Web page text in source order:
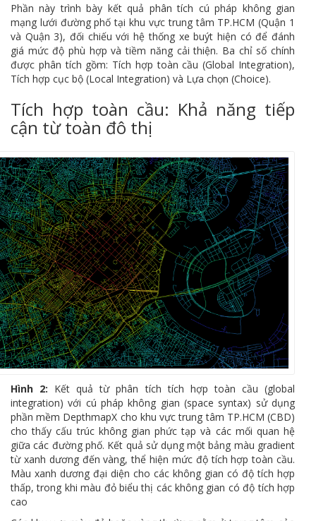
Phần này trình bày kết quả phân tích cú pháp không gian
mạng lưới đường phố tại khu vực trung tâm TP.HCM (Quận 1
và Quận 3), đối chiếu với hệ thống xe buýt hiện có để đánh
giá mức độ phù hợp và tiềm năng cải thiện. Ba chỉ số chính
được phân tích gồm: Tích hợp toàn cầu (Global Integration),
Tích hợp cục bộ (Local Integration) và Lựa chọn (Choice).
Tích hợp toàn cầu: Khả năng tiếp
cận từ toàn đô thị
Hình 2: Kết quả từ phân tích tích hợp toàn cầu (global
integration) với cú pháp không gian (space syntax) sử dụng
phần mềm DepthmapX cho khu vực trung tâm TP.HCM (CBD)
cho thấy cấu trúc không gian phức tạp và các mối quan hệ
giữa các đường phố. Kết quả sử dụng một bảng màu gradient
từ xanh dương đến vàng, thể hiện mức độ tích hợp toàn cầu.
Màu xanh dương đại diện cho các không gian có độ tích hợp
thấp, trong khi màu đỏ biểu thị các không gian có độ tích hợp
cao